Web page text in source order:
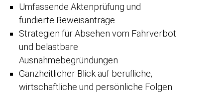
Umfassende Aktenprüfung und
fundierte Beweisanträge
Strategien für Absehen vom Fahrverbot
und belastbare
Ausnahmebegründungen
Ganzheitlicher Blick auf berufliche,
wirtschaftliche und persönliche Folgen